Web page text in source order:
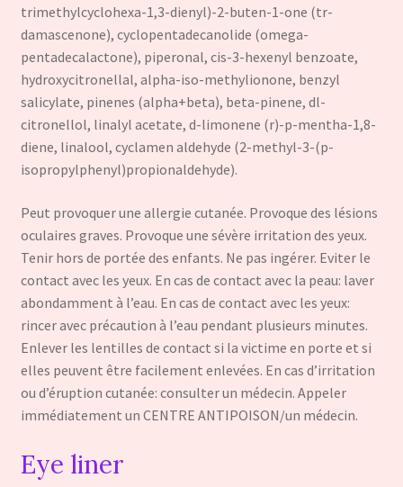
trimethylcyclohexa-1,3-dienyl)-2-buten-1-one (tr-
damascenone), cyclopentadecanolide (omega-
pentadecalactone), piperonal, cis-3-hexenyl benzoate,
hydroxycitronellal, alpha-iso-methylionone, benzyl
salicylate, pinenes (alpha+beta), beta-pinene, dl-
citronellol, linalyl acetate, d-limonene (r)-p-mentha-1,8-
diene, linalool, cyclamen aldehyde (2-methyl-3-(p-
isopropylphenyl)propionaldehyde).
Peut provoquer une allergie cutanée. Provoque des lésions
oculaires graves. Provoque une sévère irritation des yeux.
Tenir hors de portée des enfants. Ne pas ingérer. Eviter le
contact avec les yeux. En cas de contact avec la peau: laver
abondamment à l’eau. En cas de contact avec les yeux:
rincer avec précaution à l’eau pendant plusieurs minutes.
Enlever les lentilles de contact si la victime en porte et si
elles peuvent être facilement enlevées. En cas d’irritation
ou d’éruption cutanée: consulter un médecin. Appeler
immédiatement un CENTRE ANTIPOISON/un médecin.
Eye liner